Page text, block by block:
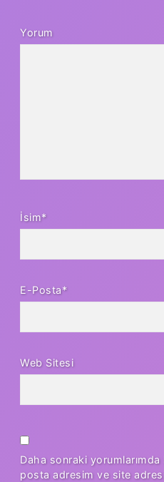
Yorum
İsim*
E-Posta*
Web Sitesi
Daha sonraki yorumlarımda
posta adresim ve site